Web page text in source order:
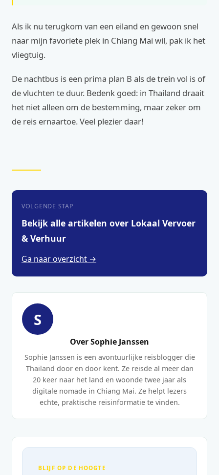
Als ik nu terugkom van een eiland en gewoon snel
naar mijn favoriete plek in Chiang Mai wil, pak ik het
vliegtuig.
De nachtbus is een prima plan B als de trein vol is of
de vluchten te duur. Bedenk goed: in Thailand draait
het niet alleen om de bestemming, maar zeker om
de reis ernaartoe. Veel plezier daar!
VOLGENDE STAP
Bekijk alle artikelen over Lokaal Vervoer
& Verhuur
Ga naar overzicht →
S
Over Sophie Janssen
Sophie Janssen is een avontuurlijke reisblogger die
Thailand door en door kent. Ze reisde al meer dan
20 keer naar het land en woonde twee jaar als
digitale nomade in Chiang Mai. Ze helpt lezers
echte, praktische reisinformatie te vinden.
BLIJF OP DE HOOGTE